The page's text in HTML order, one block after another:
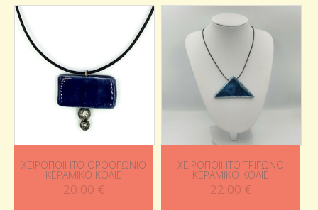
ΧΕΙΡΟΠΟΊΗΤΟ ΟΡΘΟΓΏΝΙΟ
ΚΕΡΑΜΙΚΌ ΚΟΛΙΈ
20.00 €
ΧΕΙΡΟΠΟΊΗΤΟ ΤΡΊΓΩΝΟ
ΚΕΡΑΜΙΚΌ ΚΟΛΙΈ
22.00 €